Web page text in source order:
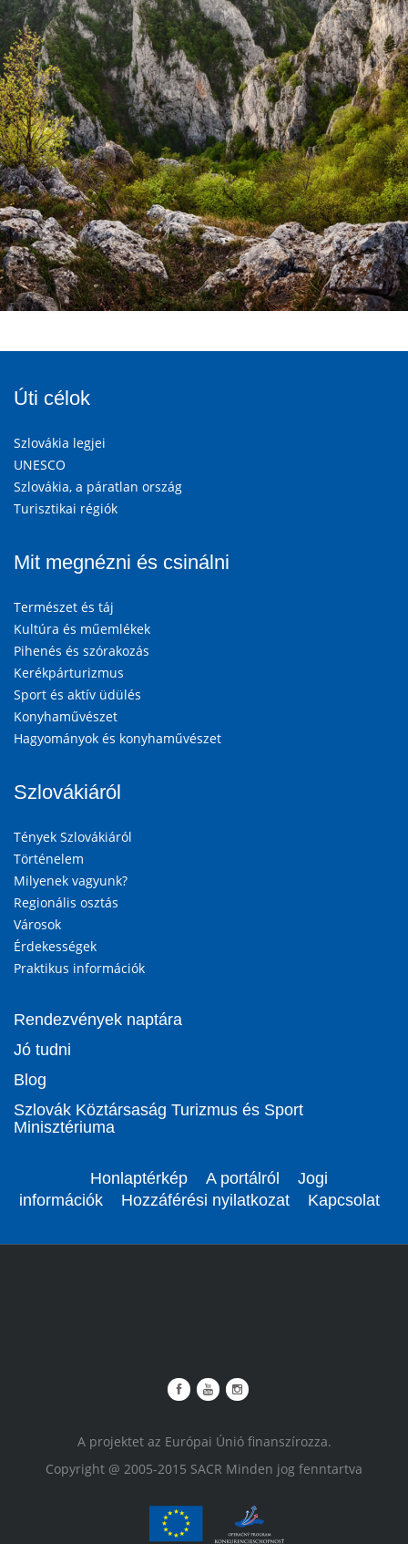
Úti célok
Szlovákia legjei
UNESCO
Szlovákia, a páratlan ország
Turisztikai régiók
Mit megnézni és csinálni
Természet és táj
Kultúra és műemlékek
Pihenés és szórakozás
Kerékpárturizmus
Sport és aktív üdülés
Konyhaművészet
Hagyományok és konyhaművészet
Szlovákiáról
Tények Szlovákiáról
Történelem
Milyenek vagyunk?
Regionális osztás
Városok
Érdekességek
Praktikus információk
Rendezvények naptára
Jó tudni
Blog
Szlovák Köztársaság Turizmus és Sport
Minisztériuma
Honlaptérkép A portálról
Jogi
információk
Hozzáférési nyilatkozat Kapcsolat
A projektet az Európai Únió finanszírozza.
Copyright @ 2005-2015 SACR Minden jog fenntartva